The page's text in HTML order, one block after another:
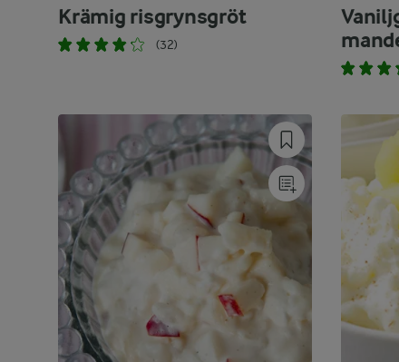
Krämig risgrynsgröt
(32)